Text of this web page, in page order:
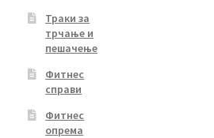
Траки за
трчање и
пешачење
Фитнес
справи
Фитнес
опрема